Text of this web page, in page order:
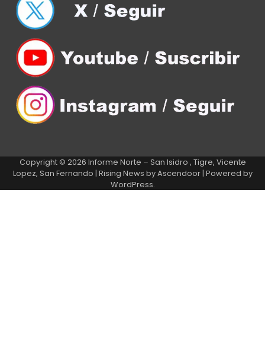
Copyright © 2026 Informe Norte – San Isidro , Tigre, Vicente
Lopez, San Fernando | Rising News byAscendoor| Powered by
WordPress.